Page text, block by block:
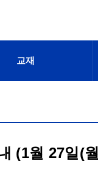
교재
(1월 27일(